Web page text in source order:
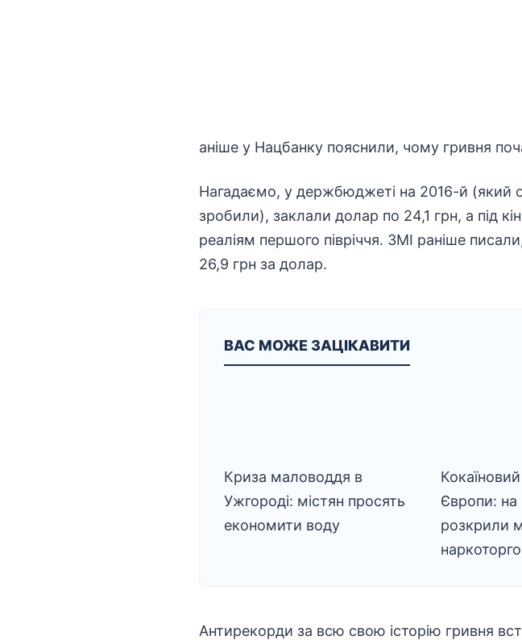
аніше у Нацбанку пояснили, чому гривня
Нагадаємо, у держбюджеті на 2016-й (який
зробили), заклали долар по 24,1 грн, а під
реаліям першого півріччя. ЗМІ раніше
26,9 грн за долар.
ВАС МОЖЕ ЗАЦІКАВИТИ
Криза маловоддя в
Ужгороді: містян просять
економити воду
Кокаїновий
Європи: на
розкрили
Антирекорди за всю свою історію гривня